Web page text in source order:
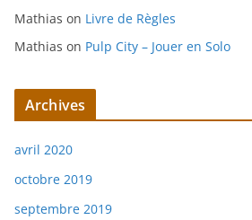
Mathias on Livre de Règles
Mathias on Pulp City – Jouer en Solo
Archives
avril 2020
octobre 2019
septembre 2019